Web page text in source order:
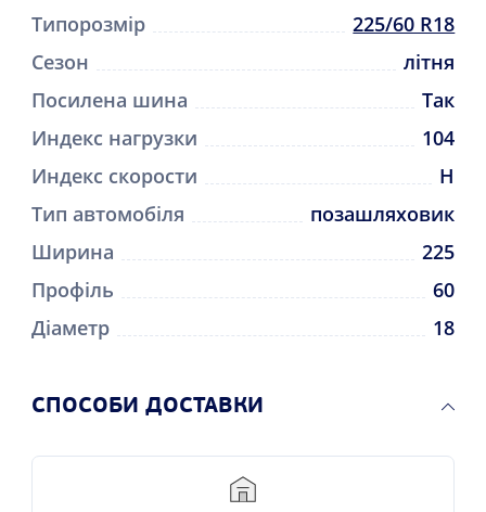
Типорозмір
225/60 R18
Сезон
літня
Посилена шина
Так
Индекс нагрузки
104
Индекс скорости
H
Тип автомобіля
позашляховик
Ширина
225
Профіль
60
Діаметр
18
СПОСОБИ ДОСТАВКИ